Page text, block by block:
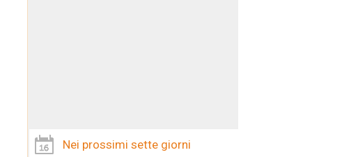
Nei prossimi sette giorni